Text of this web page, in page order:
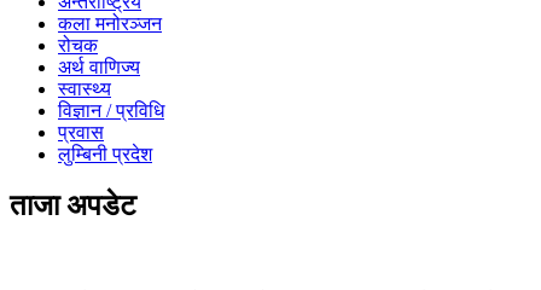
कला मनोरञ्जन
रोचक
अर्थ वाणिज्य
स्वास्थ्य
विज्ञान / प्रविधि
प्रवास
लुम्बिनी प्रदेश
ताजा अपडेट